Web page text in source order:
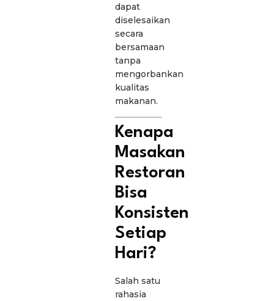
dapat
diselesaikan
secara
bersamaan
tanpa
mengorbankan
kualitas
makanan.
Kenapa
Masakan
Restoran
Bisa
Konsisten
Setiap
Hari?
Salah satu
rahasia